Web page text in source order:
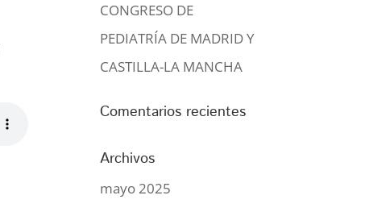
CONGRESO DE
PEDIATRÍA DE MADRID Y
CASTILLA-LA MANCHA
Comentarios recientes
Archivos
mayo 2025